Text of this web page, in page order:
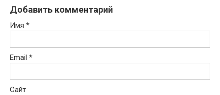
Добавить комментарий
Имя *
Email *
Сайт